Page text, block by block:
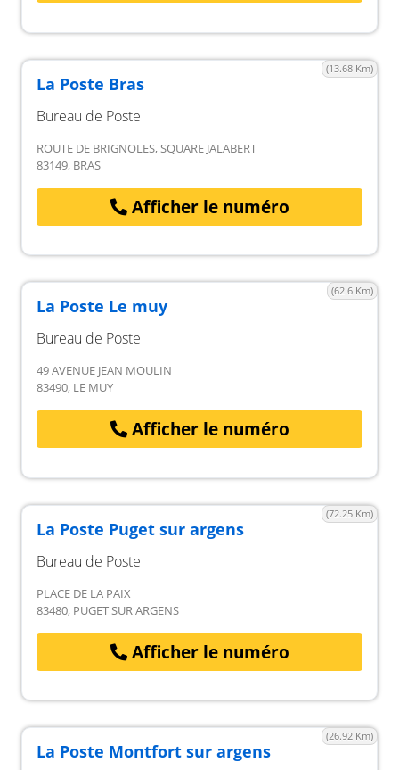
(13.68 Km)
La Poste Bras
Bureau de Poste
ROUTE DE BRIGNOLES, SQUARE JALABERT
83149, BRAS
Afficher le numéro
(62.6 Km)
La Poste Le muy
Bureau de Poste
49 AVENUE JEAN MOULIN
83490, LE MUY
Afficher le numéro
(72.25 Km)
La Poste Puget sur argens
Bureau de Poste
PLACE DE LA PAIX
83480, PUGET SUR ARGENS
Afficher le numéro
(26.92 Km)
La Poste Montfort sur argens